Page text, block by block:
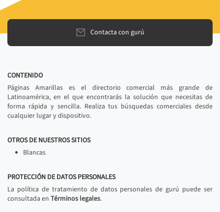
Contacta con gurú
CONTENIDO
Páginas Amarillas es el directorio comercial más grande de
Latinoamérica, en el que encontrarás la solución que necesitas de
forma rápida y sencilla. Realiza tus búsquedas comerciales desde
cualquier lugar y dispositivo.
OTROS DE NUESTROS SITIOS
Blancas
PROTECCIÓN DE DATOS PERSONALES
La política de tratamiento de datos personales de gurú puede ser
consultada en Términos legales.